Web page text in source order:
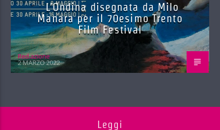
L’Ondina disegnata da Milo
Manara per il 70esimo Trento
Film Festival
Red.azione
2 MARZO 2022
Leggi